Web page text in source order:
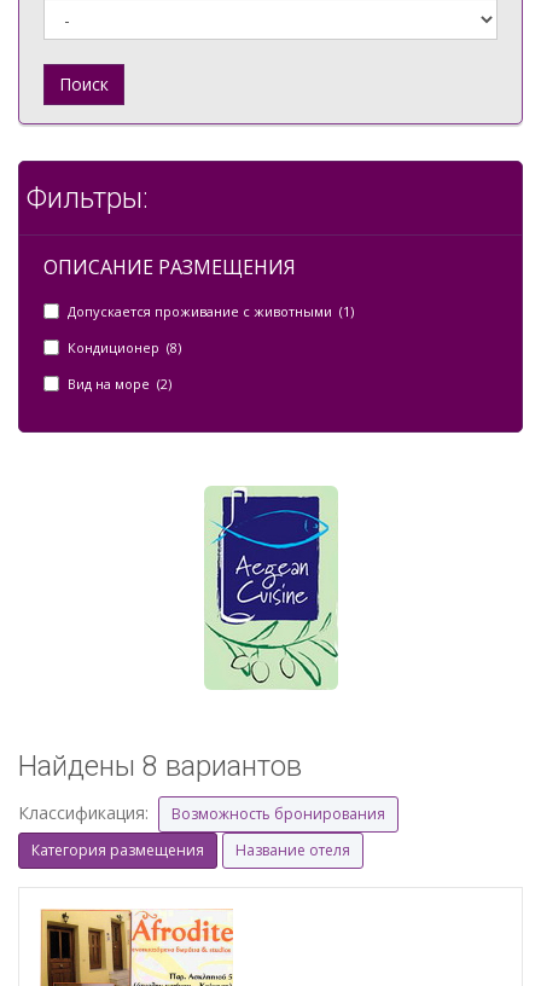
Поиск
Фильтры:
ОПИСАНИЕ РАЗМЕЩЕНИЯ
Допускается проживание с животными (1)
Кондиционер (8)
Вид на море (2)
Найдены 8 вариантов
Классификация:
Возможность бронирования
Категория размещения
Название отеля